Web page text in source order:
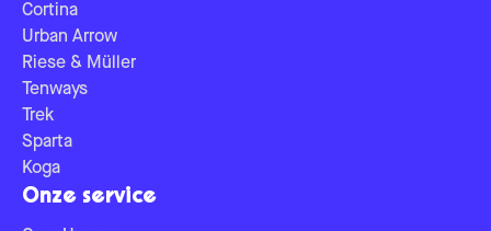
Cortina
Urban Arrow
Riese & Müller
Tenways
Trek
Sparta
Koga
Onze service